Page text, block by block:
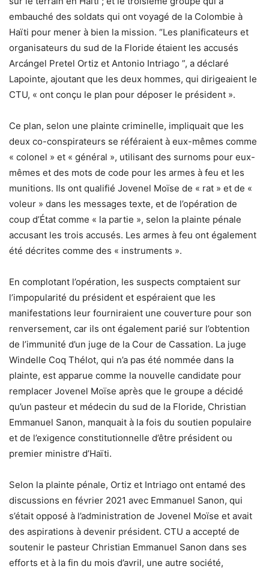
embauché des soldats qui ont voyagé de la Colombie à
Haïti pour mener à bien la mission. “Les planificateurs et
organisateurs du sud de la Floride étaient les accusés
Arcángel Pretel Ortiz et Antonio Intriago ”, a déclaré
Lapointe, ajoutant que les deux hommes, qui dirigeaient le
CTU, « ont conçu le plan pour déposer le président ».
Ce plan, selon une plainte criminelle, impliquait que les
deux co-conspirateurs se référaient à eux-mêmes comme
« colonel » et « général », utilisant des surnoms pour eux-
mêmes et des mots de code pour les armes à feu et les
munitions. Ils ont qualifié Jovenel Moïse de « rat » et de «
voleur » dans les messages texte, et de l’opération de
coup d’État comme « la partie », selon la plainte pénale
accusant les trois accusés. Les armes à feu ont également
été décrites comme des « instruments ».
En complotant l’opération, les suspects comptaient sur
l’impopularité du président et espéraient que les
manifestations leur fourniraient une couverture pour son
renversement, car ils ont également parié sur l’obtention
de l’immunité d’un juge de la Cour de Cassation. La juge
Windelle Coq Thélot, qui n’a pas été nommée dans la
plainte, est apparue comme la nouvelle candidate pour
remplacer Jovenel Moïse après que le groupe a décidé
qu’un pasteur et médecin du sud de la Floride, Christian
Emmanuel Sanon, manquait à la fois du soutien populaire
et de l’exigence constitutionnelle d’être président ou
premier ministre d’Haïti.
Selon la plainte pénale, Ortiz et Intriago ont entamé des
discussions en février 2021 avec Emmanuel Sanon, qui
s’était opposé à l’administration de Jovenel Moïse et avait
des aspirations à devenir président. CTU a accepté de
soutenir le pasteur Christian Emmanuel Sanon dans ses
efforts et à la fin du mois d’avril, une autre société,